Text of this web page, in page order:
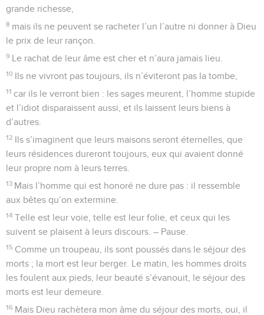
grande richesse,
8 mais ils ne peuvent se racheter l’un l’autre ni donner à Dieu
le prix de leur rançon.
9 Le rachat de leur âme est cher et n’aura jamais lieu.
10 Ils ne vivront pas toujours, ils n’éviteront pas la tombe,
11 car ils le verront bien : les sages meurent, l’homme stupide
et l’idiot disparaissent aussi, et ils laissent leurs biens à
d’autres.
12 Ils s’imaginent que leurs maisons seront éternelles, que
leurs résidences dureront toujours, eux qui avaient donné
leur propre nom à leurs terres.
13 Mais l’homme qui est honoré ne dure pas : il ressemble
aux bêtes qu’on extermine.
14 Telle est leur voie, telle est leur folie, et ceux qui les
suivent se plaisent à leurs discours. – Pause.
15 Comme un troupeau, ils sont poussés dans le séjour des
morts ; la mort est leur berger. Le matin, les hommes droits
les foulent aux pieds, leur beauté s’évanouit, le séjour des
morts est leur demeure.
16 Mais Dieu rachètera mon âme du séjour des morts, oui, il